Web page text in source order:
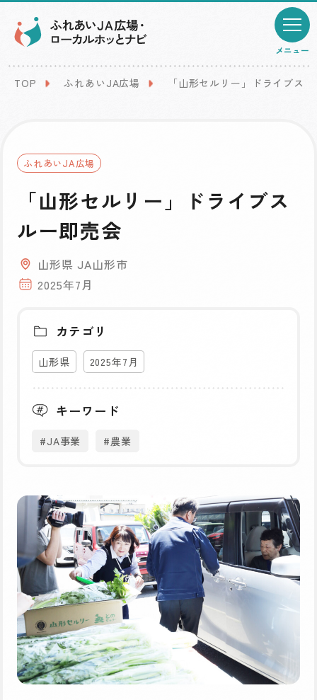
メニュー
TOP ふれあいJA広場 「山形セルリー」ドライブス
ふれあいJA広場
「山形セルリー」ドライブス
ルー即売会
山形県 JA山形市
2025年7月
カテゴリ
山形県 2025年7月
キーワード
#JA事業 #農業